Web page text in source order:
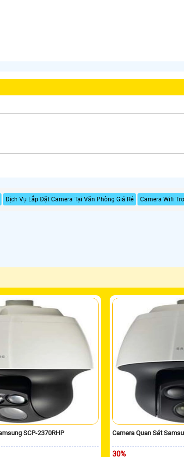
Dịch Vụ Lắp Đặt Camera Tại Văn Phòng Giá Rẻ Camera Wifi
SCP-2370RHP Camera Quan Sát
30%